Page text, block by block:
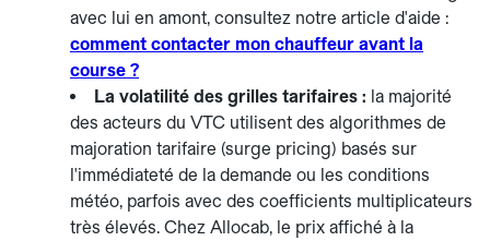
avec lui en amont, consultez notre article d'aide :
comment contacter mon chauffeur avant la
course ?
La volatilité des grilles tarifaires : la majorité
des acteurs du VTC utilisent des algorithmes de
majoration tarifaire (surge pricing) basés sur
l'immédiateté de la demande ou les conditions
météo, parfois avec des coefficients multiplicateurs
très élevés. Chez Allocab, le prix affiché à la